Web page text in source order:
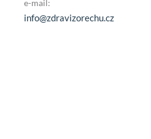
e-mail:
info@zdravizorechu.cz